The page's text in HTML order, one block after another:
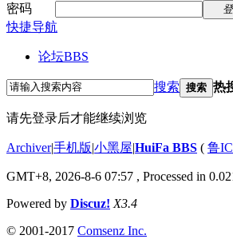
密码
快捷导航
论坛BBS
搜索 搜索 热
请先登录后才能继续浏览
Archiver|手机版|小黑屋|HuiFa BBS ( 鲁
GMT+8, 2026-8-6 07:57 , Processed in
Powered by Discuz! X3.4
© 2001-2017 Comsenz Inc.